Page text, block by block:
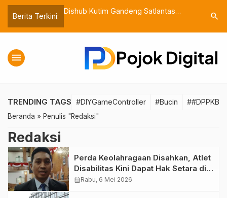
Berita Terkini:
Dishub Kutim Gandeng Satlantas
Lalu Lintas
yang
search
menu
TRENDING TAGS #DIYGameController #Bucin
Beranda » Penulis "Redaksi"
Redaksi
Perda Keolahragaan Disahkan, Atlet
Disabilitas Kini Dapat Hak Setara di
Kutim
calendar_monthRabu, 6 Mei 2026